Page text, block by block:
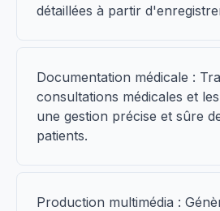
détaillées à partir
Documentation médicale :
consultations médicales et
une gestion précise et sûre
patients.
Production multimédia :